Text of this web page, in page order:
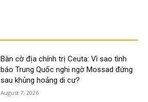
Bàn cờ địa chính trị Ceuta: Vì sao tình
báo Trung Quốc nghi ngờ Mossad đứng
sau khủng hoảng di cư?
August 7, 2026